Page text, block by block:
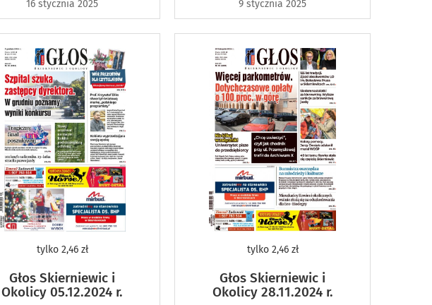
16 stycznia 2025 9 stycznia 2025
tylko2,46 zł
Głos Skierniewic i
Okolicy 05.12.2024 r.
tylko2,46 zł
Głos Skierniewic i
Okolicy 28.11.2024 r.